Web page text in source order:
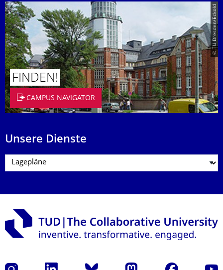
© TU Dresden/Eckold
FINDEN!
CAMPUS NAVIGATOR
Unsere Dienste
Instagram LinkedIn Bluesky Mastodon Facebook